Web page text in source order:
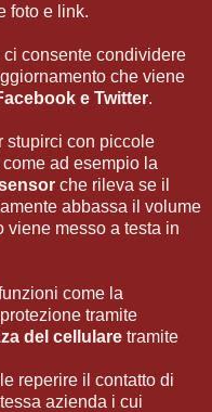
foto e link.
ci consente condividere
che viene
e Twitter.
stupirci con piccole
ad esempio la
che rileva se il
abbassa il volume
messo a testa in
come la
tramite
del cellulare tramite
reperire il contatto di
azienda i cui